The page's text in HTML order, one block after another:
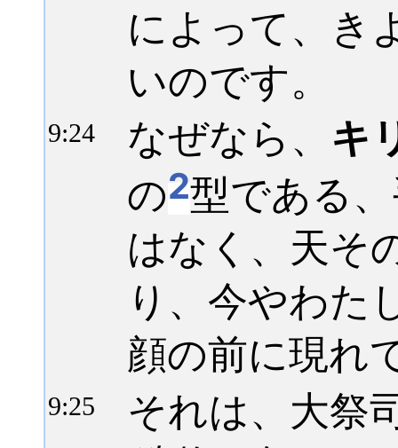
によって、き
いのです。
9:24 なぜなら、 キ
の2型である
はなく、天そ
り、今やわた
顔の前に現れ
9:25
それは、大祭